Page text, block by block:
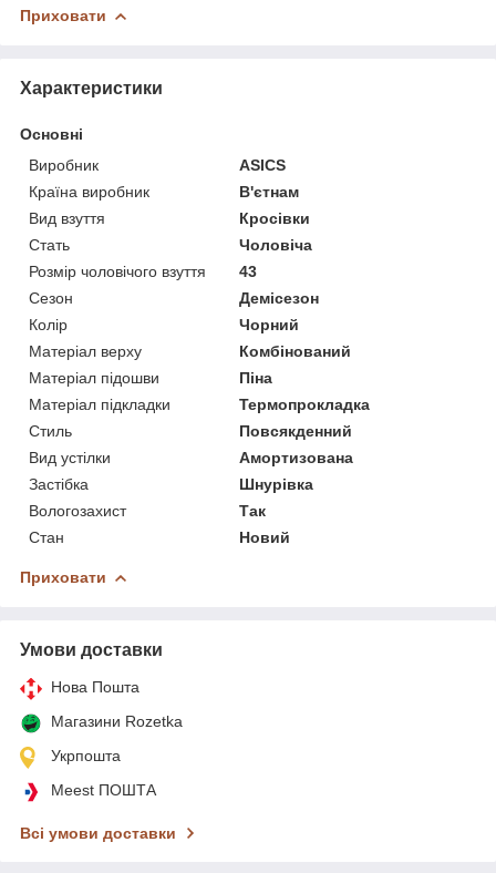
Приховати
Характеристики
Основні
Виробник
ASICS
Країна виробник
В'єтнам
Вид взуття
Кросівки
Стать
Чоловіча
Розмір чоловічого взуття
43
Сезон
Демісезон
Колір
Чорний
Матеріал верху
Комбінований
Матеріал підошви
Піна
Матеріал підкладки
Термопрокладка
Стиль
Повсякденний
Вид устілки
Амортизована
Застібка
Шнурівка
Вологозахист
Так
Стан
Новий
Приховати
Умови доставки
Нова Пошта
Магазини Rozetka
Укрпошта
Meest ПОШТА
Всі умови доставки